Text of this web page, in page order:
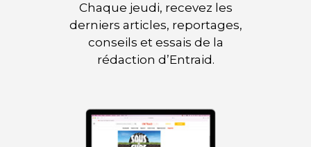
Chaque jeudi, recevez les
derniers articles, reportages,
conseils et essais de la
rédaction d’Entraid.